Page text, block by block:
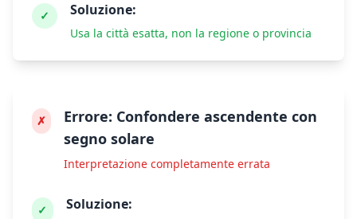
✓ Soluzione:
Usa la città esatta, non la regione o provincia
✗ Errore: Confondere ascendente con
segno solare
Interpretazione completamente errata
✓ Soluzione: